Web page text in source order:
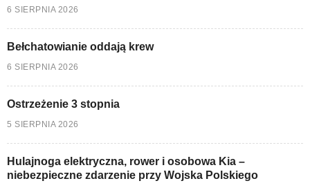
6 SIERPNIA 2026
Bełchatowianie oddają krew
6 SIERPNIA 2026
Ostrzeżenie 3 stopnia
5 SIERPNIA 2026
Hulajnoga elektryczna, rower i osobowa Kia –
niebezpieczne zdarzenie przy Wojska Polskiego